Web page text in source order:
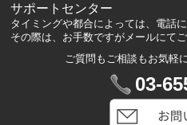
サポートセンター
タイミングや都合によっては、電話
その際は、お手数ですがメールにて
ご質問もご相談もお気軽
03-